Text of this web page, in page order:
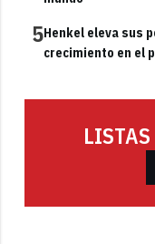
5Henkel eleva sus
crecimiento en el